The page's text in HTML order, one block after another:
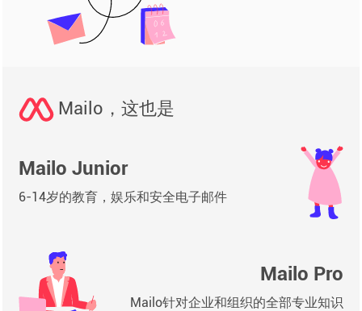
Mailo，这也是
Mailo Junior
6-14岁的教育，娱乐和安全电子邮件
Mailo Pro
Mailo针对企业和组织的全部专业知识